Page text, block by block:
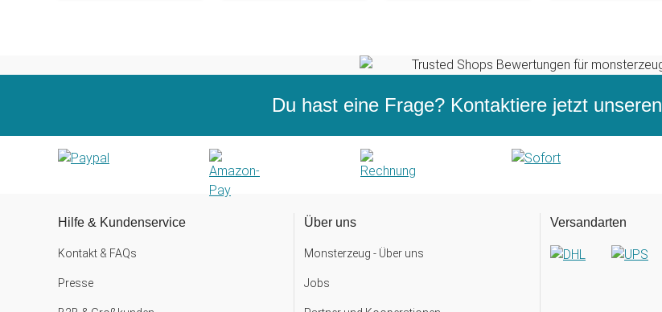
Du hast eine Frage? Kontaktiere jetzt unseren
Hilfe & Kundenservice
Kontakt & FAQs
Presse
Über uns
Monsterzeug - Über uns
Jobs
Versandarten